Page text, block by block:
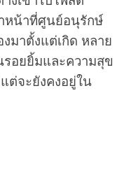
หน้าที่ศูนย์อนุรักษ์
มาตั้งแต่เกิด หลาย
รอยยิ้มและความสุข
ต่จะยังคงอยู่ใน